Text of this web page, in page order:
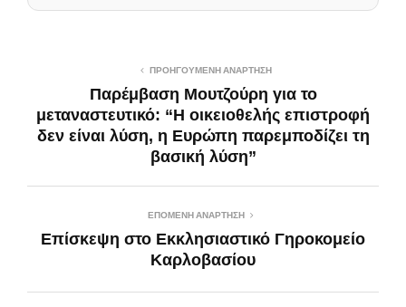
ΠΡΟΗΓΟΎΜΕΝΗ ΑΝΆΡΤΗΣΗ
Παρέμβαση Μουτζούρη για το
μεταναστευτικό: “Η οικειοθελής επιστροφή
δεν είναι λύση, η Ευρώπη παρεμποδίζει τη
βασική λύση”
ΕΠΌΜΕΝΗ ΑΝΆΡΤΗΣΗ
Επίσκεψη στο Εκκλησιαστικό Γηροκομείο
Καρλοβασίου